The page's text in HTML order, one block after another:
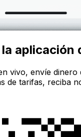
aplicación
vivo, envíe dinero
de tarifas, reciba